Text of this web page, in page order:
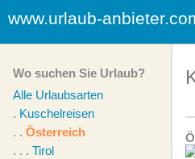
www.urlaub-
Wo suchen Sie Urlaub?
Alle Urlaubsarten
. Kuschelreisen
. . Österreich
. . . Tirol